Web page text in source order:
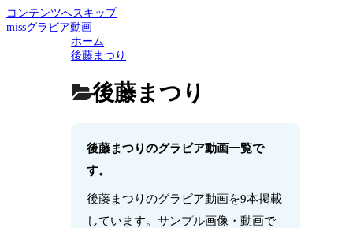
コンテンツへスキップ
missグラビア動画
ホーム
後藤まつり
後藤まつり
後藤まつりのグラビア動画一覧で
す。
後藤まつりのグラビア動画を9本掲載
しています。サンプル画像・動画で